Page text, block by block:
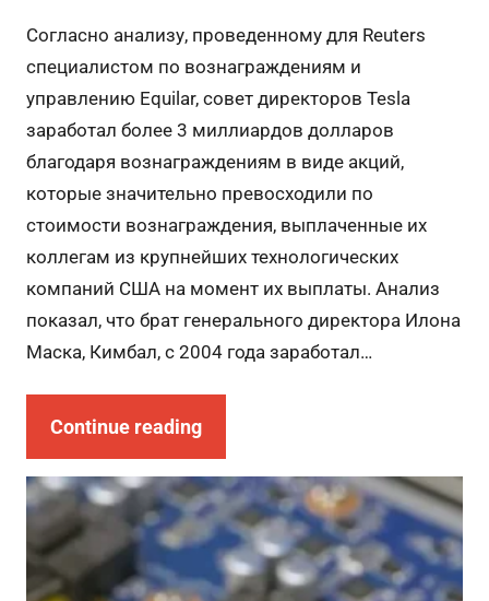
Согласно анализу, проведенному для Reuters
специалистом по вознаграждениям и
управлению Equilar, совет директоров Tesla
заработал более 3 миллиардов долларов
благодаря вознаграждениям в виде акций,
которые значительно превосходили по
стоимости вознаграждения, выплаченные их
коллегам из крупнейших технологических
компаний США на момент их выплаты. Анализ
показал, что брат генерального директора Илона
Маска, Кимбал, с 2004 года заработал…
Continue reading